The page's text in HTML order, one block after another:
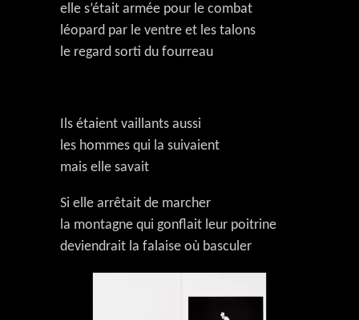
elle s’était armée pour le combat
léopard par le ventre et les talons
le regard sorti du fourreau
Ils étaient vaillants aussi
les hommes qui la suivaient
mais elle savait
Si elle arrêtait de marcher
la montagne qui gonflait leur poitrine
deviendrait la falaise où basculer